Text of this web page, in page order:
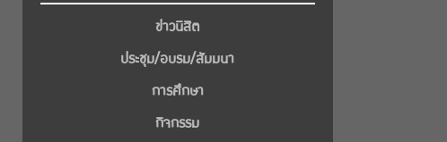
ข่าวนิสิต
ประชุม/อบรม/สัมมนา
การศึกษา
กิจกรรม